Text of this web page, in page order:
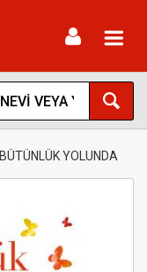
BÜTÜNLÜK YOLUNDA